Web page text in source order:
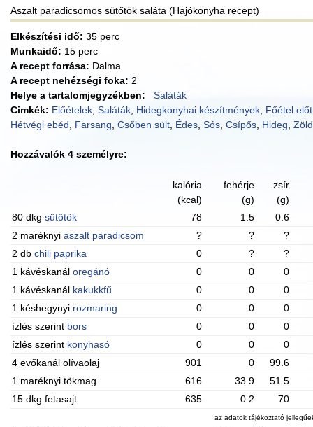
Aszalt paradicsomos sütőtök saláta (Hajókonyha recept)
Elkészítési idő: 35 perc
Munkaidő: 15 perc
A recept forrása: Dalma
A recept nehézségi foka: 2
Helye a tartalomjegyzékben:
Saláták
Cimkék: Előételek Saláták Hidegkonyhai készítmények Főétel
Hétvégi ebéd
Farsang Csőben sült Édes Sós Csípős Hideg
Hozzávalók 4 személyre:
kalória
(kcal)
fehérje
(g)
zsír
(g)
80 dkg sütőtök 78 1.5
0.6
2 maréknyi aszalt paradicsom ? ?
?
2 db chili paprika 0 ?
?
1 kávéskanál oregánó 0 0
0
1 kávéskanál kakukkfű 0 0
0
1 késhegynyi rozmaring 0 0
0
ízlés szerint bors 0 0
0
ízlés szerint konyhasó 0 0
0
4 evőkanál olívaolaj
901 0
99.6
1 maréknyi tökmag
616 33.9
51.5
15 dkg fetasajt
635 0.2 70
az adatok tájékoztató